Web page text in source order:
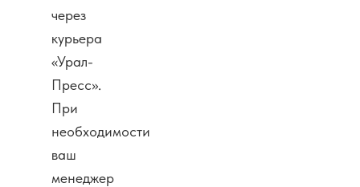
через
курьера
«Урал-
Пресс».
При
необходимости
ваш
менеджер